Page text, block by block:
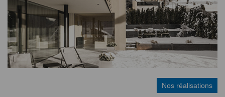
Nos réalisations